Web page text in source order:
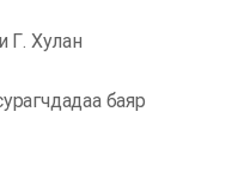
Г. Хулан
баяр